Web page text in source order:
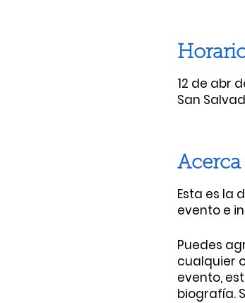
12 de abr
San
Esta es la
evento e
Puedes
cualquier
evento,
biografía.